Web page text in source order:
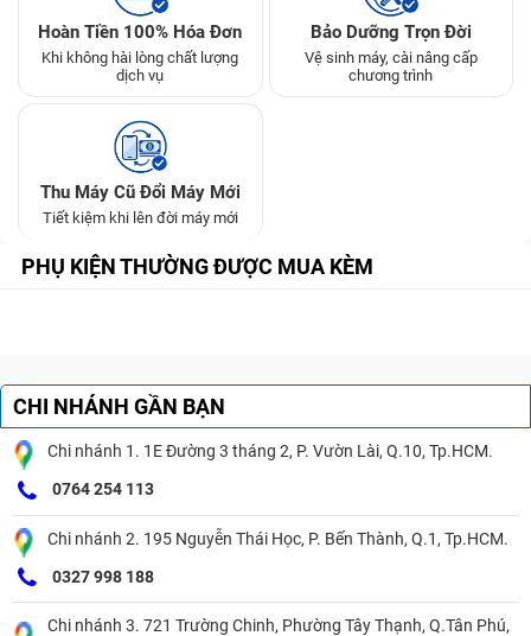
Hoàn Tiền 100% Hóa Đơn
Khi không hài lòng chất lượng
dịch vụ
Bảo Dưỡng Trọn Đời
Vệ sinh máy, cài nâng cấp
chương trình
Thu Máy Cũ Đổi Máy Mới
Tiết kiệm khi lên đời máy mới
PHỤ KIỆN THƯỜNG ĐƯỢC MUA KÈM
CHI NHÁNH GẦN BẠN
Chi nhánh 1. 1E Đường 3 tháng 2, P. Vườn Lài, Q.10, Tp.HCM.
0764 254 113
Chi nhánh 2. 195 Nguyễn Thái Học, P. Bến Thành, Q.1, Tp.HCM.
0327 998 188
Chi nhánh 3. 721 Trường Chinh, Phường Tây Thạnh, Q.Tân Phú,